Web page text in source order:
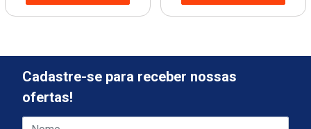
Cadastre-se para receber nossas
ofertas!